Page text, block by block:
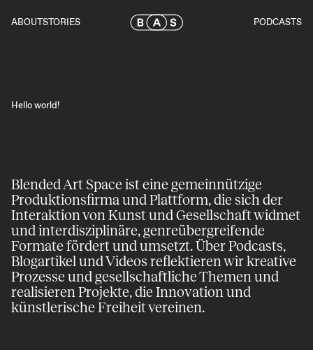
theABOUTSTORIES PODCASTS
Hello world!
Blended Art Space ist eine gemeinnützige
Produktions­firma und Plattform, die sich der
Inter­aktion von Kunst und Gesell­schaft widmet
und inter­disziplinäre, genre­übergreifende
Formate fördert und umsetzt. Über Podcasts,
Blog­artikel und Videos reflektieren wir kreative
Prozesse und gesell­schaftliche Themen und
realisieren Projekte, die Innovation und
künstlerische Freiheit vereinen.